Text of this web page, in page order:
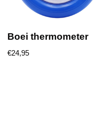
Boei thermometer
€24,95